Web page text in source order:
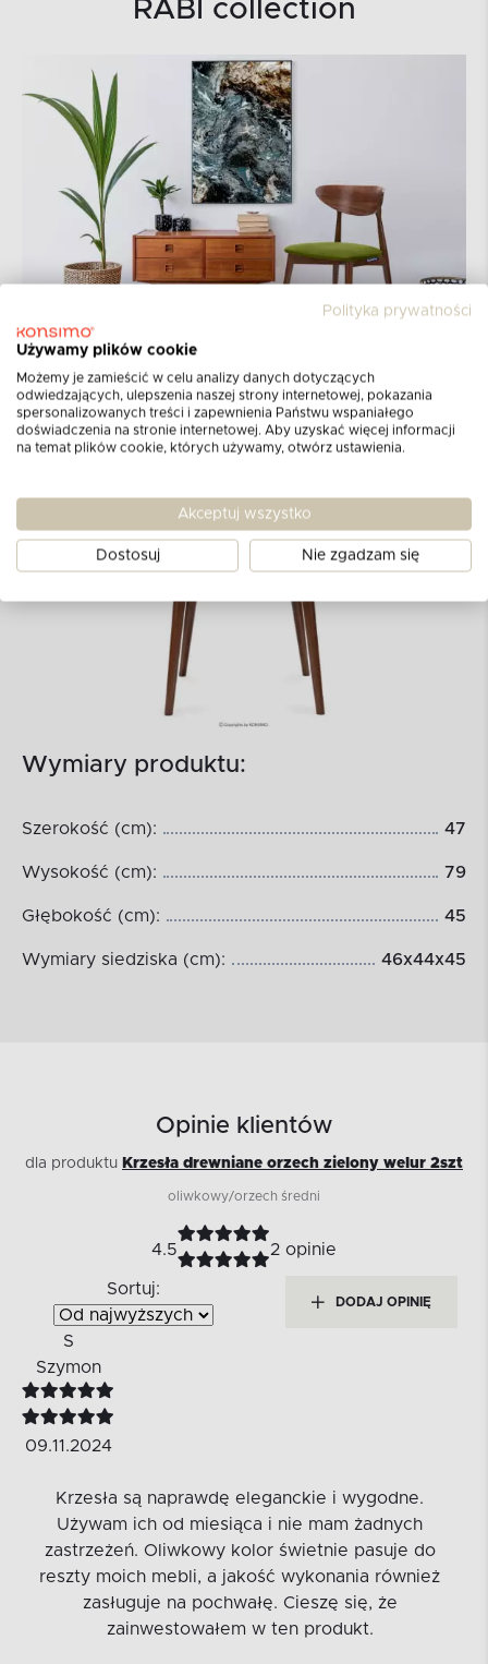
RABI collection
Wymiary produktu:
Szerokość (cm): 47
Wysokość (cm): 79
Głębokość (cm): 45
Wymiary siedziska (cm): 46x44x45
Opinie klientów
dla produktu Krzesła drewniane orzech zielony welur 2szt
oliwkowy/orzech średni
4.5 2 opinie
Sortuj:
DODAJ OPINIĘ
S
Szymon
09.11.2024
Krzesła są naprawdę eleganckie i wygodne.
Używam ich od miesiąca i nie mam żadnych
zastrzeżeń. Oliwkowy kolor świetnie pasuje do
reszty moich mebli, a jakość wykonania również
zasługuje na pochwałę. Cieszę się, że
zainwestowałem w ten produkt.
Polityka prywatności
Używamy plików cookie
Możemy je zamieścić w celu analizy danych dotyczących
odwiedzających, ulepszenia naszej strony internetowej, pokazania
spersonalizowanych treści i zapewnienia Państwu wspaniałego
doświadczenia na stronie internetowej. Aby uzyskać więcej informacji
na temat plików cookie, których używamy, otwórz ustawienia.
Akceptuj wszystko
Dostosuj Nie zgadzam się